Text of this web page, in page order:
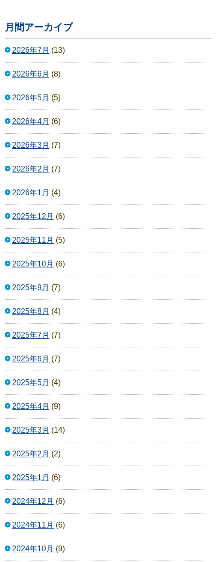
月間アーカイブ
2026年7月 (13)
2026年6月 (8)
2026年5月 (5)
2026年4月 (6)
2026年3月 (7)
2026年2月 (7)
2026年1月 (4)
2025年12月 (6)
2025年11月 (5)
2025年10月 (6)
2025年9月 (7)
2025年8月 (4)
2025年7月 (7)
2025年6月 (7)
2025年5月 (4)
2025年4月 (9)
2025年3月 (14)
2025年2月 (2)
2025年1月 (6)
2024年12月 (6)
2024年11月 (6)
2024年10月 (9)